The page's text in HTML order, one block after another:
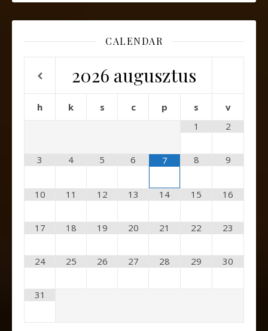
CALENDAR
2026 augusztus
h k s c p s
v
1
2
3 4 5 6 7 8 9
10 11 12 13 14 15 16
17 18 19 20 21 22 23
24 25 26 27 28 29 30
31